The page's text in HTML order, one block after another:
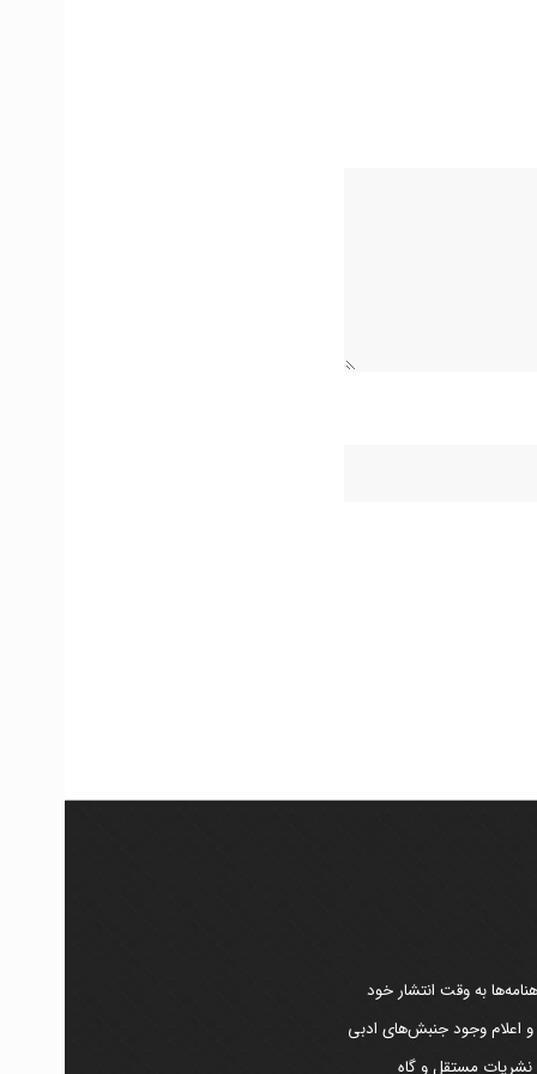
به وقت انتشار خود
و اعلام وجود جنبش‌های ادبی
نشریات مستقل و گاه